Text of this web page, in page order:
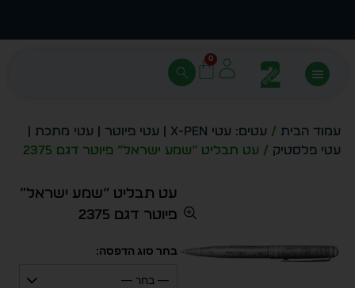
0
עמוד הבית /
עטים: עטי X-PEN | עטי פיוטר | עטי מתכת |
עטי פלסטיק / עט תבליט “שמע ישראל” פיוטר דגם 2375
עט תבליט “שמע ישראל”
פיוטר דגם 2375
בחר סוג הדפסה:
— בחר —